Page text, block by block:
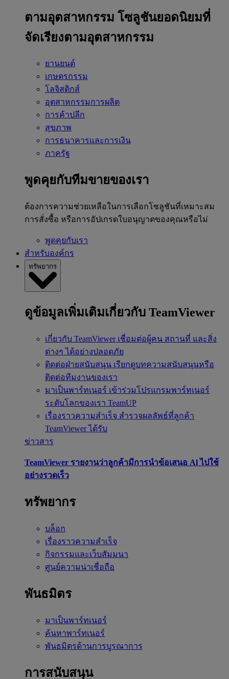
ตามอุตสาหกรรม โซลูชันยอดนิยมที่
จัดเรียงตามอุตสาหกรรม
ยานยนต์
เกษตรกรรม
โลจิสติกส์
อุตสาหกรรมการผลิต
การค้าปลีก
สุขภาพ
การธนาคารและการเงิน
ภาครัฐ
พูดคุยกับทีมขายของเรา
ต้องการความช่วยเหลือในการเลือกโซลูชันที่เหมาะสม
การสั่งซื้อ หรือการอัปเกรดใบอนุญาตของคุณหรือไม่
พูดคุยกับเรา
สำหรับองค์กร
ทรัพยากร
ดูข้อมูลเพิ่มเติมเกี่ยวกับ TeamViewer
เกี่ยวกับ TeamViewer เชื่อมต่อผู้คน สถานที่ และสิ่ง
ต่างๆ ได้อย่างปลอดภัย
ติดต่อฝ่ายสนับสนุน เรียกดูบทความสนับสนุนหรือ
ติดต่อทีมงานของเรา
มาเป็นพาร์ทเนอร์ เข้าร่วมโปรแกรมพาร์ทเนอร์
ระดับโลกของเรา TeamUP
เรื่องราวความสำเร็จ สำรวจผลลัพธ์ที่ลูกค้า
TeamViewer ได้รับ
ข่าวสาร
TeamViewer รายงานว่าลูกค้ามีการนำข้อเสนอ Al ไปใช้
อย่างรวดเร็ว
ทรัพยากร
บล็อก
เรื่องราวความสำเร็จ
กิจกรรมและเว็บสัมมนา
ศูนย์ความน่าเชื่อถือ
พันธมิตร
มาเป็นพาร์ทเนอร์
ค้นหาพาร์ทเนอร์
พันธมิตรด้านการบูรณาการ
การสนับสนุน